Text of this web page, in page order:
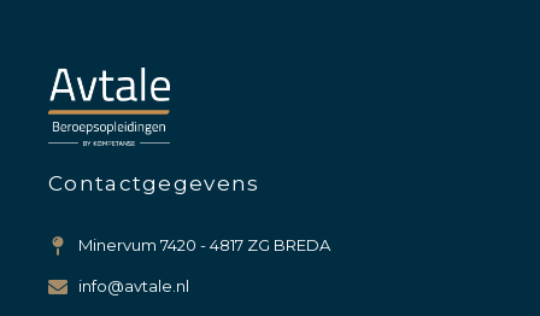
Contactgegevens
Minervum 7420 - 4817 ZG BREDA
info@avtale.nl